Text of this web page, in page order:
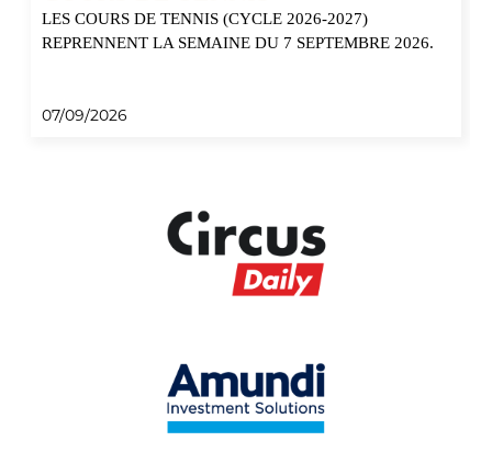
LES COURS DE TENNIS (CYCLE 2026-2027)
REPRENNENT LA SEMAINE DU 7 SEPTEMBRE 2026.
07/09/2026